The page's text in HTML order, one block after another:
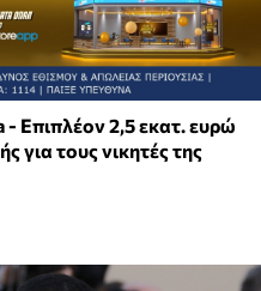
Επιπλέον 2,5 εκατ. ευρώ
για τους νικητές της